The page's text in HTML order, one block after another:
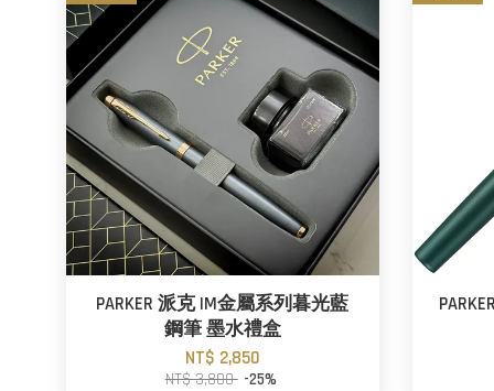
PARKER 派克 IM金屬系列暮光藍
鋼筆 墨水禮盒
NT$ 2,850
NT$ 3,800 -25%